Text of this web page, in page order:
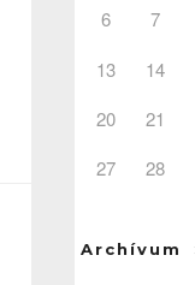
6
7
13
14
20
21
27
28
Archívum